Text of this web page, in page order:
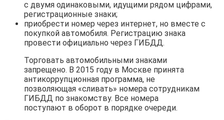
с двумя одинаковыми, идущими рядом цифрами,
регистрационные знаки;
приобрести номер через интернет, но вместе с
покупкой автомобиля. Регистрацию знака
провести официально через ГИБДД.
Торговать автомобильными знаками
запрещено. В 2015 году в Москве принята
антикоррупционная программа, не
позволяющая «сливать» номера сотрудникам
ГИБДД по знакомству. Все номера
поступают в оборот в порядке очереди.